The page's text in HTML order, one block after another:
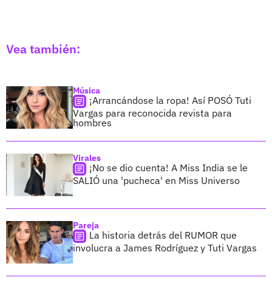
Vea también:
Música
¡Arrancándose la ropa! Así POSÓ Tuti
Vargas para reconocida revista para
hombres
Virales
¡No se dio cuenta! A Miss India se le
SALIÓ una 'pucheca' en Miss Universo
Pareja
La historia detrás del RUMOR que
involucra a James Rodríguez y Tuti Vargas